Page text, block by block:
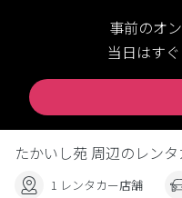
事前のオ
当日はす
たかいし苑 周辺のレン
1 レンタカー店舗